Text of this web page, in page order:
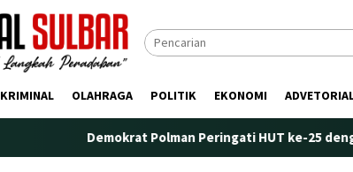
KRIMINAL OLAHRAGA POLITIK EKONOMI
Demokrat Polman Peringati HUT ke-25 dengan Aksi